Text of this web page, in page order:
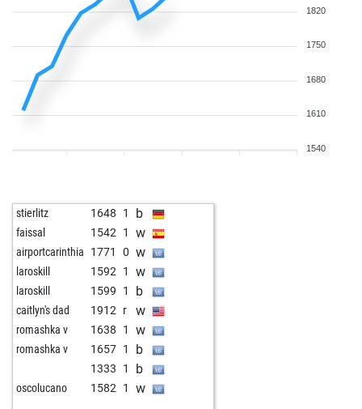
1820
1750
1680
1610
1540
stierlitz 1648 1 b
faissal 1542 1 w
airportcarinthia 1771 0 w
laroskill 1592 1 w
laroskill 1599 1 b
caitlyn's dad 1912 r w
romashka v 1638 1 w
romashka v 1657 1 b
1333 1 b
oscolucano 1582 1 w